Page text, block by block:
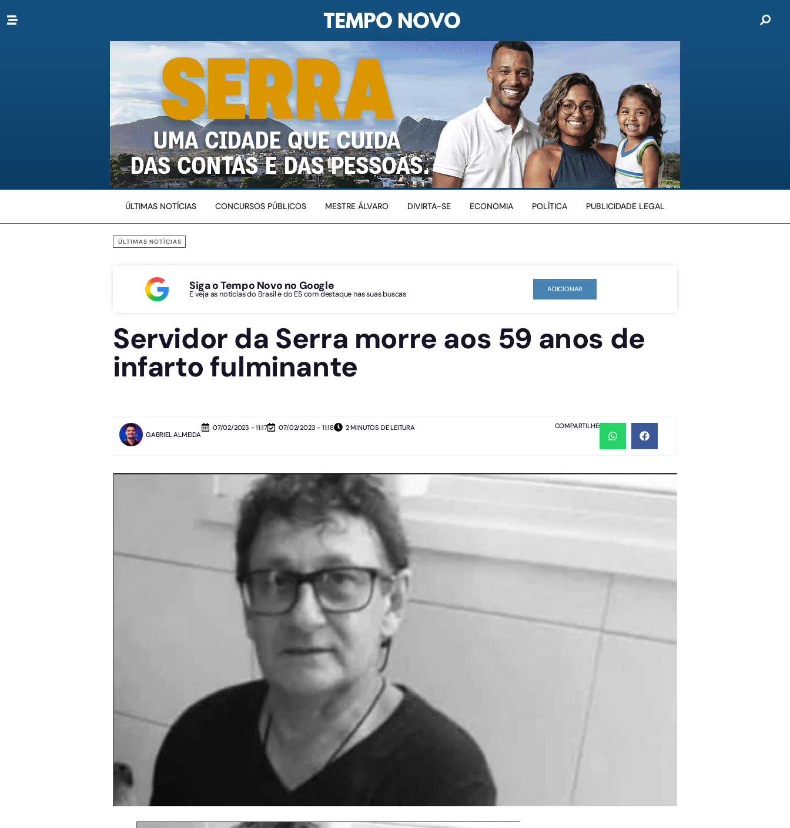
ÚLTIMAS NOTÍCIAS CONCURSOS PÚBLICOS MESTRE ÁLVARO DIVIRTA-SE ECONOMIA POLÍTICA PUBLICIDADE LEGAL
ÚLTIMAS NOTÍCIAS
Siga o Tempo Novo no Google
E veja as notícias do Brasil e do ES com destaque nas suas buscas ADICIONAR
Servidor da Serra morre aos 59 anos de
infarto fulminante
GABRIEL ALMEIDA
07/02/2023 - 11:17 07/02/2023 - 11:18 2 MINUTOS DE LEITURA COMPARTILHE: